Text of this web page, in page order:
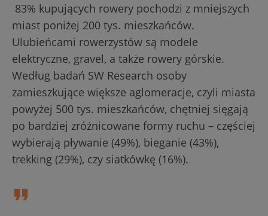
83% kupujących rowery pochodzi z mniejszych
miast poniżej 200 tys. mieszkańców.
Ulubieńcami rowerzystów są modele
elektryczne, gravel, a także rowery górskie.
Według badań SW Research osoby
zamieszkujące większe aglomeracje, czyli miasta
powyżej 500 tys. mieszkańców, chętniej sięgają
po bardziej zróżnicowane formy ruchu – częściej
wybierają pływanie (49%), bieganie (43%),
trekking (29%), czy siatkówkę (16%).